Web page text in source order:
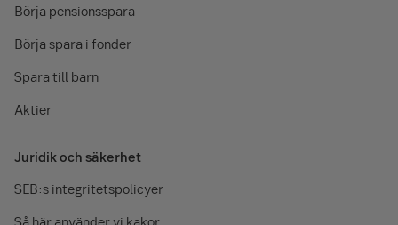
Börja pensionsspara
Börja spara i fonder
Spara till barn
Aktier
Juridik och säkerhet
SEB:s integritetspolicyer
Så här använder vi kakor